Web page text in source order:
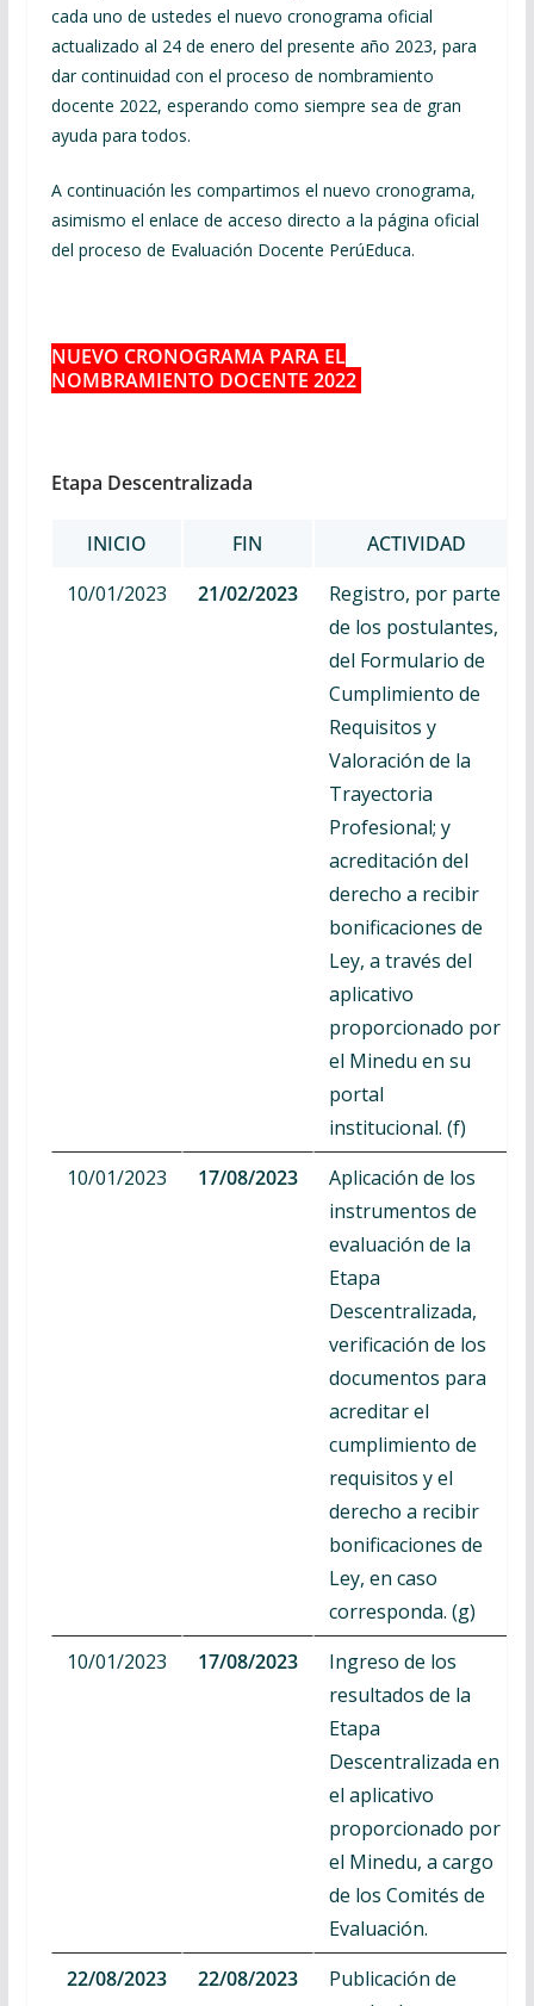
cada uno de ustedes el nuevo cronograma oficial
actualizado al 24 de enero del presente año 2023, para
dar continuidad con el proceso de nombramiento
docente 2022, esperando como siempre sea de gran
ayuda para todos.
A continuación les compartimos el nuevo cronograma,
asimismo el enlace de acceso directo a la página oficial
del proceso de Evaluación Docente PerúEduca.
NUEVO CRONOGRAMA PARA EL
NOMBRAMIENTO DOCENTE 2022
Etapa Descentralizada
INICIO FIN
ACTIVIDAD
10/01/2023
21/02/2023
Registro, por parte
de los postulantes,
del Formulario de
Cumplimiento de
Requisitos y
Valoración de la
Trayectoria
Profesional; y
acreditación del
derecho a recibir
bonificaciones de
Ley, a través del
aplicativo
proporcionado por
el Minedu en su
portal
institucional. (f)
10/01/2023
17/08/2023
Aplicación de los
instrumentos de
evaluación de la
Etapa
Descentralizada,
verificación de los
documentos para
acreditar el
cumplimiento de
requisitos y el
derecho a recibir
bonificaciones de
Ley, en caso
corresponda. (g)
10/01/2023
17/08/2023
Ingreso de los
resultados de la
Etapa
Descentralizada en
el aplicativo
proporcionado por
el Minedu, a cargo
de los Comités de
Evaluación.
22/08/2023
22/08/2023
Publicación de